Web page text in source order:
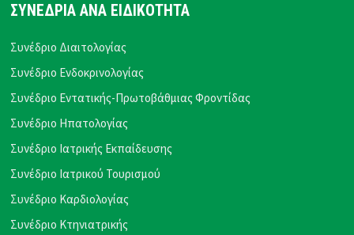
ΣΥΝΕΔΡΙΑ ΑΝΑ ΕΙΔΙΚΟΤΗΤΑ
Συνέδριο Διαιτολογίας
Συνέδριο Ενδοκρινολογίας
Συνέδριο Εντατικής-Πρωτοβάθμιας Φροντίδας
Συνέδριο Ηπατολογίας
Συνέδριο Ιατρικής Εκπαίδευσης
Συνέδριο Ιατρικού Τουρισμού
Συνέδριο Καρδιολογίας
Συνέδριο Κτηνιατρικής